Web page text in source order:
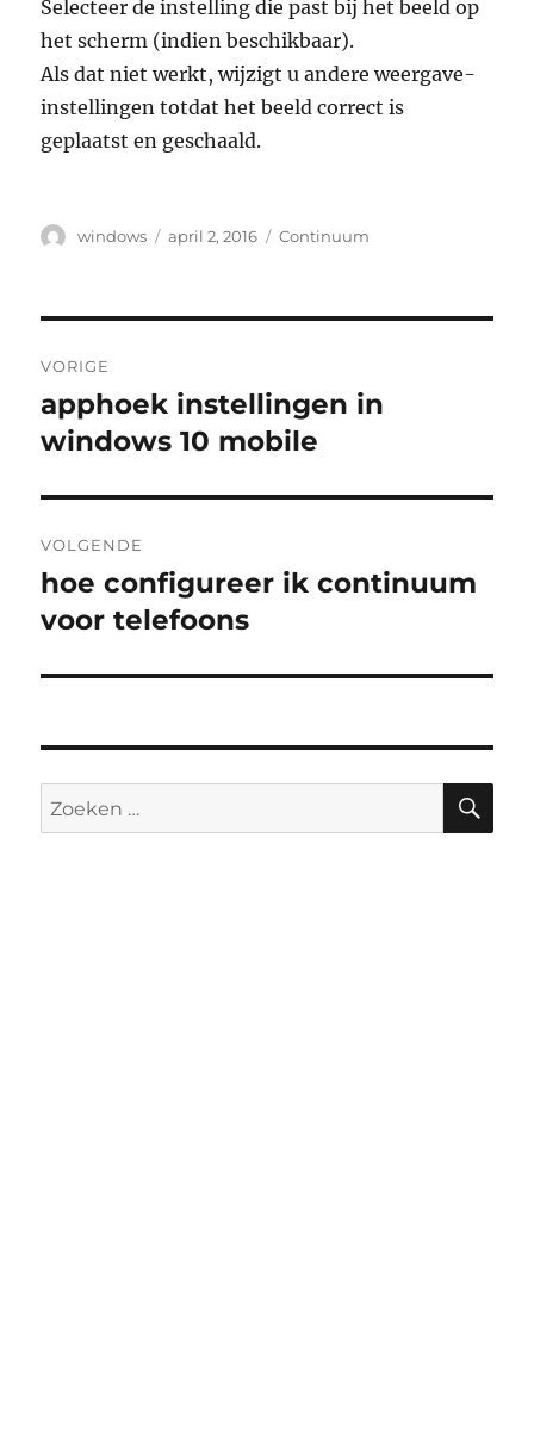
Selecteer de instelling die past bij het beeld op
het scherm (indien beschikbaar).
Als dat niet werkt, wijzigt u andere weergave-
instellingen totdat het beeld correct is
geplaatst en geschaald.
Auteur
windows
Geplaatst
april 2, 2016 Tags
Continuum
navigatie
VORIGE
Vorig
bericht:
apphoek instellingen in
windows 10 mobile
VOLGENDE
Volgend
bericht:
hoe configureer ik continuum
voor telefoons
Zoeken
naar: